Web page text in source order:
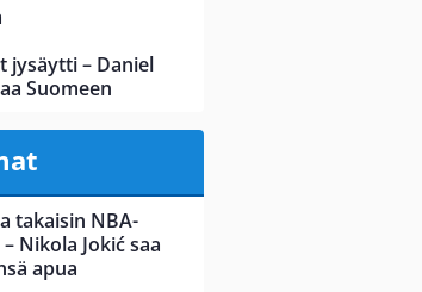
jysäytti – Daniel
Suomeen
takaisin NBA-
Nikola Jokić saa
apua